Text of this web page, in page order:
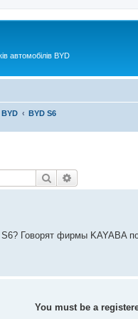
автомобілів BYD
BYD S6
Пошук
Говорят фирмы KAYABA
You must be a